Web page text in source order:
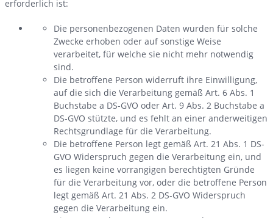
erforderlich ist:
Die personenbezogenen Daten wurden für solche
Zwecke erhoben oder auf sonstige Weise
verarbeitet, für welche sie nicht mehr notwendig
sind.
Die betroffene Person widerruft ihre Einwilligung,
auf die sich die Verarbeitung gemäß Art. 6 Abs. 1
Buchstabe a DS-GVO oder Art. 9 Abs. 2 Buchstabe a
DS-GVO stützte, und es fehlt an einer anderweitigen
Rechtsgrundlage für die Verarbeitung.
Die betroffene Person legt gemäß Art. 21 Abs. 1 DS-
GVO Widerspruch gegen die Verarbeitung ein, und
es liegen keine vorrangigen berechtigten Gründe
für die Verarbeitung vor, oder die betroffene Person
legt gemäß Art. 21 Abs. 2 DS-GVO Widerspruch
gegen die Verarbeitung ein.